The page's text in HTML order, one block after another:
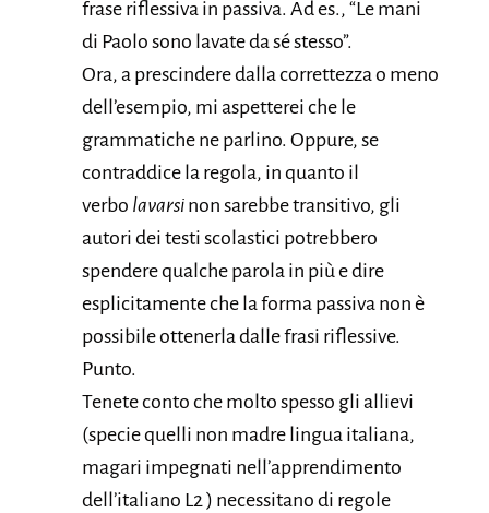
frase riflessiva in passiva. Ad es., “Le mani
di Paolo sono lavate da sé stesso”.
Ora, a prescindere dalla correttezza o meno
dell’esempio, mi aspetterei che le
grammatiche ne parlino. Oppure, se
contraddice la regola, in quanto il
verbo lavarsi non sarebbe transitivo, gli
autori dei testi scolastici potrebbero
spendere qualche parola in più e dire
esplicitamente che la forma passiva non è
possibile ottenerla dalle frasi riflessive.
Punto.
Tenete conto che molto spesso gli allievi
(specie quelli non madre lingua italiana,
magari impegnati nell’apprendimento
dell’italiano L2 ) necessitano di regole